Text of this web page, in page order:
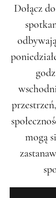
Dołącz
mogą